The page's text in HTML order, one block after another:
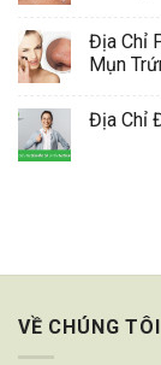
Địa Chỉ
Mụn
Địa Chỉ
VỀ CHÚNG TÔI